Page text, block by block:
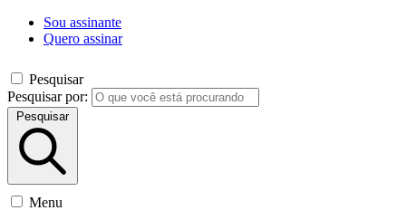
Sou assinante
Quero assinar
Pesquisar
Pesquisar por:
Pesquisar
Menu